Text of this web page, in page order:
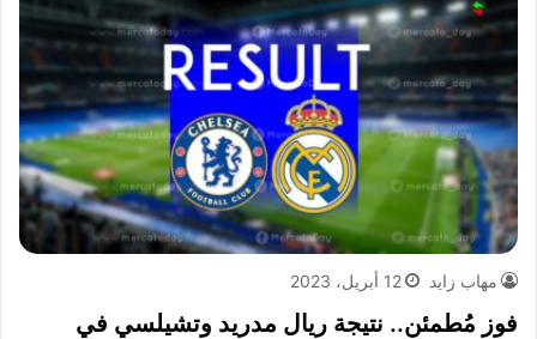
مهاب زايد 12 أبريل، 2023
فوز مُطمئن.. نتيجة ريال مدريد وتشيلسي في